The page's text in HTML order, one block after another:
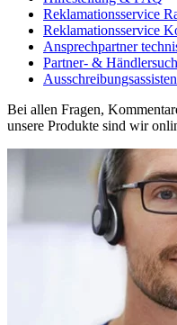
Reklamationsservice
Reklamationsservice
Ansprechpartner
Partner- &
Bei allen Fragen,
unsere Produkte sind wir